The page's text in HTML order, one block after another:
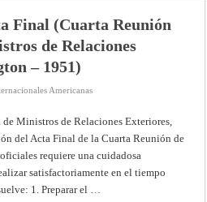
Final (Cuarta Reunión
de Relaciones
– 1951)
Americanas
Ministros de Relaciones Exteriores,
del Acta Final de la Cuarta Reunión de
requiere una cuidadosa
satisfactoriamente en el tiempo
1. Preparar el …